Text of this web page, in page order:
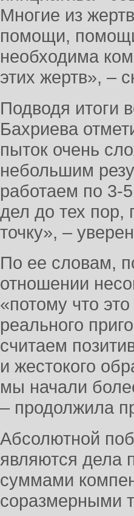
Многие из
помощи,
необходима
этих жертв», –
Подводя итоги
Бахриева
пыток очень
небольшим
работаем по 3-
дел до тех пор,
точку», –
По ее словам,
отношении
«потому что
реального
считаем
и жестокого
мы начали
– продолжила
Абсолютной
являются дела
суммами
соразмерными